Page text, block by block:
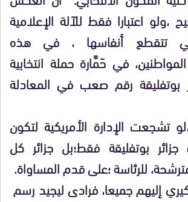
،ولو اعتبارا فقط للآلة الإعلامية
تتقطع أنفاسها ، في هذه
في حَمَّارة حملة انتخابية
بوتفليقة رقم صعب في المعادلة
تشجعت الإدارة الأمريكية لتكون
بوتفليقة فقط؛بل جزائر كل
للرئاسة ؛على قدم المساواة.
إليهم جميعا، فرادى ليجيد رسم